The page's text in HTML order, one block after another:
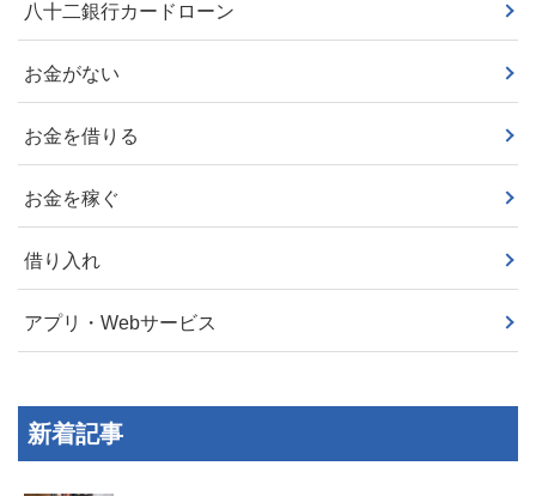
八十二銀行カードローン
お金がない
お金を借りる
お金を稼ぐ
借り入れ
アプリ・Webサービス
新着記事